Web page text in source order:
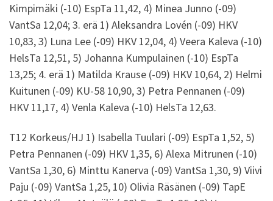
Kimpimäki (-10) EspTa 11,42, 4) Minea Junno (-09)
VantSa 12,04; 3. erä 1) Aleksandra Lovén (-09) HKV
10,83, 3) Luna Lee (-09) HKV 12,04, 4) Veera Kaleva (-10)
HelsTa 12,51, 5) Johanna Kumpulainen (-10) EspTa
13,25; 4. erä 1) Matilda Krause (-09) HKV 10,64, 2) Helmi
Kuitunen (-09) KU-58 10,90, 3) Petra Pennanen (-09)
HKV 11,17, 4) Venla Kaleva (-10) HelsTa 12,63.
T12 Korkeus/HJ 1) Isabella Tuulari (-09) EspTa 1,52, 5)
Petra Pennanen (-09) HKV 1,35, 6) Alexa Mitrunen (-10)
VantSa 1,30, 6) Minttu Kanerva (-09) VantSa 1,30, 9) Viivi
Paju (-09) VantSa 1,25, 10) Olivia Räsänen (-09) TapE